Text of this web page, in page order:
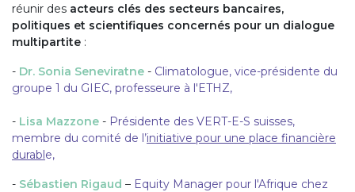
réunir des acteurs clés des secteurs bancaires,
politiques et scientifiques concernés pour un dialogue
multipartite :
- Dr. Sonia Seneviratne - Climatologue, vice-présidente du
groupe 1 du GIEC, professeure à l'ETHZ,
- Lisa Mazzone - Présidente des VERT-E-S suisses,
membre du comité de l’initiative pour une place financière
durable,
- Sébastien Rigaud – Equity Manager pour l'Afrique chez